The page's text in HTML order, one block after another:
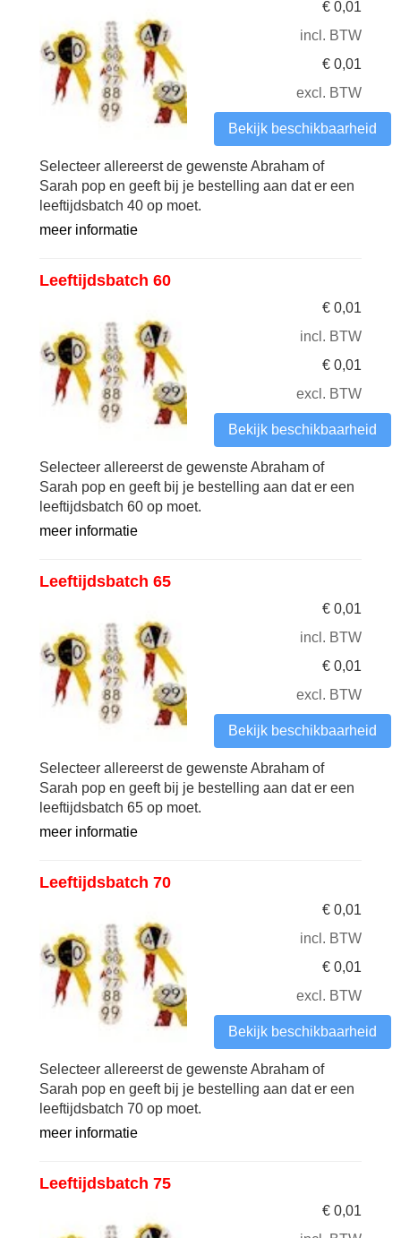
€ 0,01
incl. BTW
€ 0,01
excl. BTW
Bekijk beschikbaarheid
Selecteer allereerst de gewenste Abraham of
Sarah pop en geeft bij je bestelling aan dat er een
leeftijdsbatch 40 op moet.
meer informatie
Leeftijdsbatch 60
€ 0,01
incl. BTW
€ 0,01
excl. BTW
Bekijk beschikbaarheid
Selecteer allereerst de gewenste Abraham of
Sarah pop en geeft bij je bestelling aan dat er een
leeftijdsbatch 60 op moet.
meer informatie
Leeftijdsbatch 65
€ 0,01
incl. BTW
€ 0,01
excl. BTW
Bekijk beschikbaarheid
Selecteer allereerst de gewenste Abraham of
Sarah pop en geeft bij je bestelling aan dat er een
leeftijdsbatch 65 op moet.
meer informatie
Leeftijdsbatch 70
€ 0,01
incl. BTW
€ 0,01
excl. BTW
Bekijk beschikbaarheid
Selecteer allereerst de gewenste Abraham of
Sarah pop en geeft bij je bestelling aan dat er een
leeftijdsbatch 70 op moet.
meer informatie
Leeftijdsbatch 75
€ 0,01